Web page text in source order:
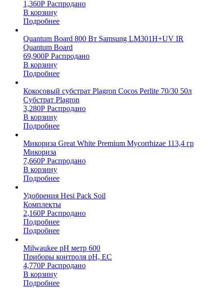
1,360Р Распродано
В корзину
Подробнее
Quantum Board 800 Вт Samsung LM301H+UV IR
Quantum Board
69,900Р Распродано
В корзину
Подробнее
Кокосовый субстрат Plagron Cocos Perlite 70/30 50л
Субстрат Plagron
3,280Р Распродано
В корзину
Подробнее
Микориза Great White Premium Mycorrhizae 113,4 гр
Микориза
7,660Р Распродано
В корзину
Подробнее
Удобрения Hesi Pack Soil
Комплекты
2,160Р Распродано
Подробнее
Подробнее
Milwaukee pH метр 600
Приборы контроля pH, EC
4,770Р Распродано
В корзину
Подробнее